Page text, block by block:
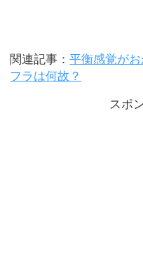
関連記事：平衡感覚が
フラは何故？
スポ